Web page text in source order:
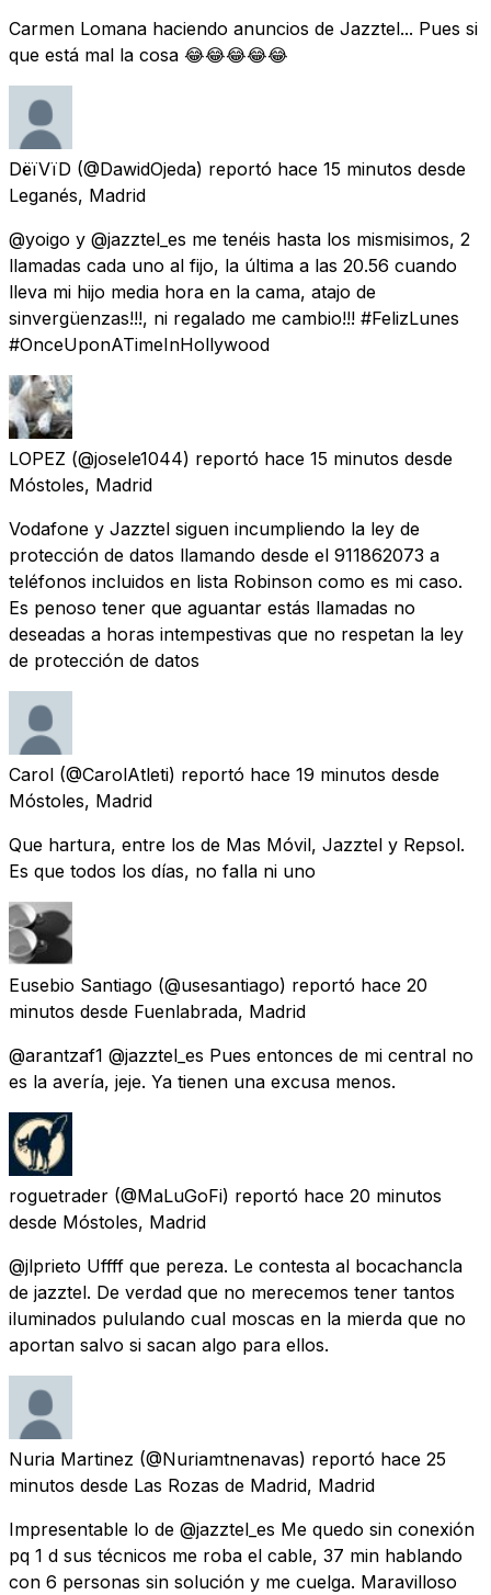
Carmen Lomana haciendo anuncios de Jazztel... Pues si
que está mal la cosa 😂😂😂😂😂
DëïVïD (@DawidOjeda) reportó hace 15 minutos desde
Leganés, Madrid
@yoigo y @jazztel_es me tenéis hasta los mismisimos, 2
llamadas cada uno al fijo, la última a las 20.56 cuando
lleva mi hijo media hora en la cama, atajo de
sinvergüenzas!!!, ni regalado me cambio!!! #FelizLunes
#OnceUponATimeInHollywood
LOPEZ (@josele1044) reportó hace 15 minutos desde
Móstoles, Madrid
Vodafone y Jazztel siguen incumpliendo la ley de
protección de datos llamando desde el 911862073 a
teléfonos incluidos en lista Robinson como es mi caso.
Es penoso tener que aguantar estás llamadas no
deseadas a horas intempestivas que no respetan la ley
de protección de datos
Carol (@CarolAtleti) reportó hace 19 minutos desde
Móstoles, Madrid
Que hartura, entre los de Mas Móvil, Jazztel y Repsol.
Es que todos los días, no falla ni uno
Eusebio Santiago (@usesantiago) reportó hace 20
minutos desde Fuenlabrada, Madrid
@arantzaf1 @jazztel_es Pues entonces de mi central no
es la avería, jeje. Ya tienen una excusa menos.
roguetrader (@MaLuGoFi) reportó hace 20 minutos
desde Móstoles, Madrid
@jlprieto Uffff que pereza. Le contesta al bocachancla
de jazztel. De verdad que no merecemos tener tantos
iluminados pululando cual moscas en la mierda que no
aportan salvo si sacan algo para ellos.
Nuria Martinez (@Nuriamtnenavas) reportó hace 25
minutos desde Las Rozas de Madrid, Madrid
Impresentable lo de @jazztel_es Me quedo sin conexión
pq 1 d sus técnicos me roba el cable, 37 min hablando
con 6 personas sin solución y me cuelga. Maravilloso